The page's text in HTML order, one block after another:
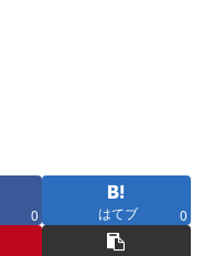
0 はてブ 0